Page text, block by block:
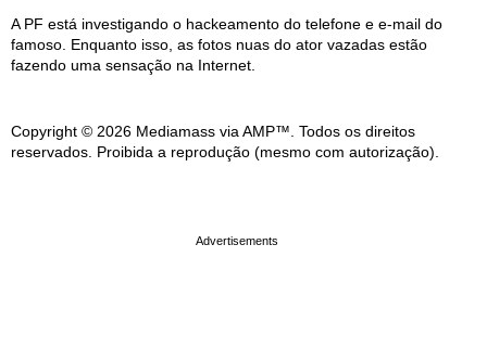
A PF está investigando o hackeamento do telefone e e-mail do
famoso. Enquanto isso, as fotos nuas do ator vazadas estão
fazendo uma sensação na Internet.
Copyright © 2026 Mediamass via AMP™. Todos os direitos
reservados. Proibida a reprodução (mesmo com autorização).